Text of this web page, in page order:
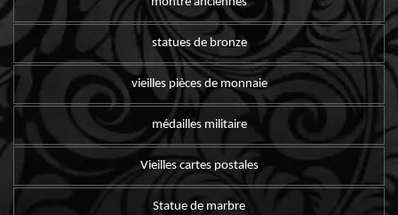
statues de bronze
vieilles pièces de monnaie
médailles militaire
Vieilles cartes postales
Statue de marbre